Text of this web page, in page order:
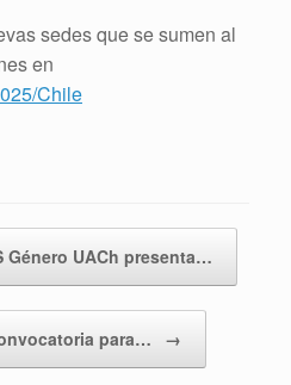
sedes que se sumen al
en
Chile
Género UACh presenta…
para… →